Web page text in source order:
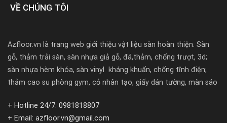
VỀ CHÚNG TÔI
Azfloor.vn là trang web giới thiệu vật liệu sàn hoàn thiện. Sàn
gỗ, thảm trải sàn, sàn nhựa giả gỗ, đá,thảm, chống trượt, 3d;
sàn nhựa hèm khóa, sàn vinyl kháng khuẩn, chống tĩnh điện;
thảm cao su phòng gym, cỏ nhân tạo, giấy dán tường, màn sáo
+ Hotline 24/7: 0981818807
+ Email: azfloor.vn@gmail.com